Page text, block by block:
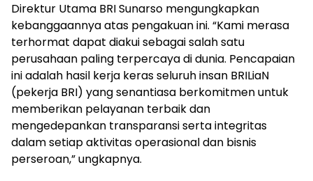
Direktur Utama BRI Sunarso mengungkapkan
kebanggaannya atas pengakuan ini. “Kami merasa
terhormat dapat diakui sebagai salah satu
perusahaan paling terpercaya di dunia. Pencapaian
ini adalah hasil kerja keras seluruh insan BRILiaN
(pekerja BRI) yang senantiasa berkomitmen untuk
memberikan pelayanan terbaik dan
mengedepankan transparansi serta integritas
dalam setiap aktivitas operasional dan bisnis
perseroan,” ungkapnya.